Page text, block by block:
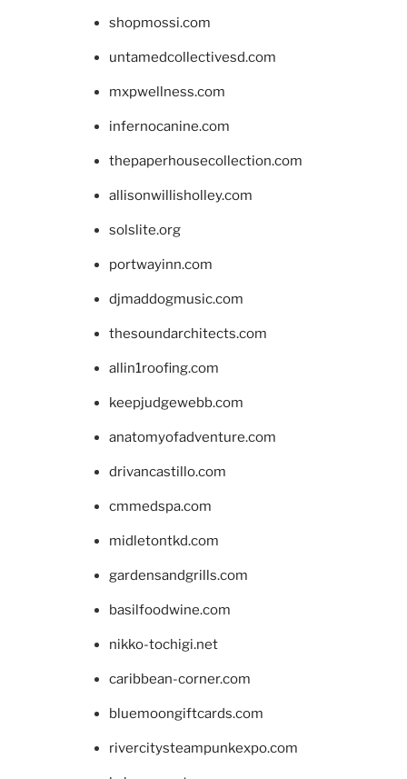
shopmossi.com
untamedcollectivesd.com
mxpwellness.com
infernocanine.com
thepaperhousecollection.com
allisonwillisholley.com
solslite.org
portwayinn.com
djmaddogmusic.com
thesoundarchitects.com
allin1roofing.com
keepjudgewebb.com
anatomyofadventure.com
drivancastillo.com
cmmedspa.com
midletontkd.com
gardensandgrills.com
basilfoodwine.com
nikko-tochigi.net
caribbean-corner.com
bluemoongiftcards.com
rivercitysteampunkexpo.com